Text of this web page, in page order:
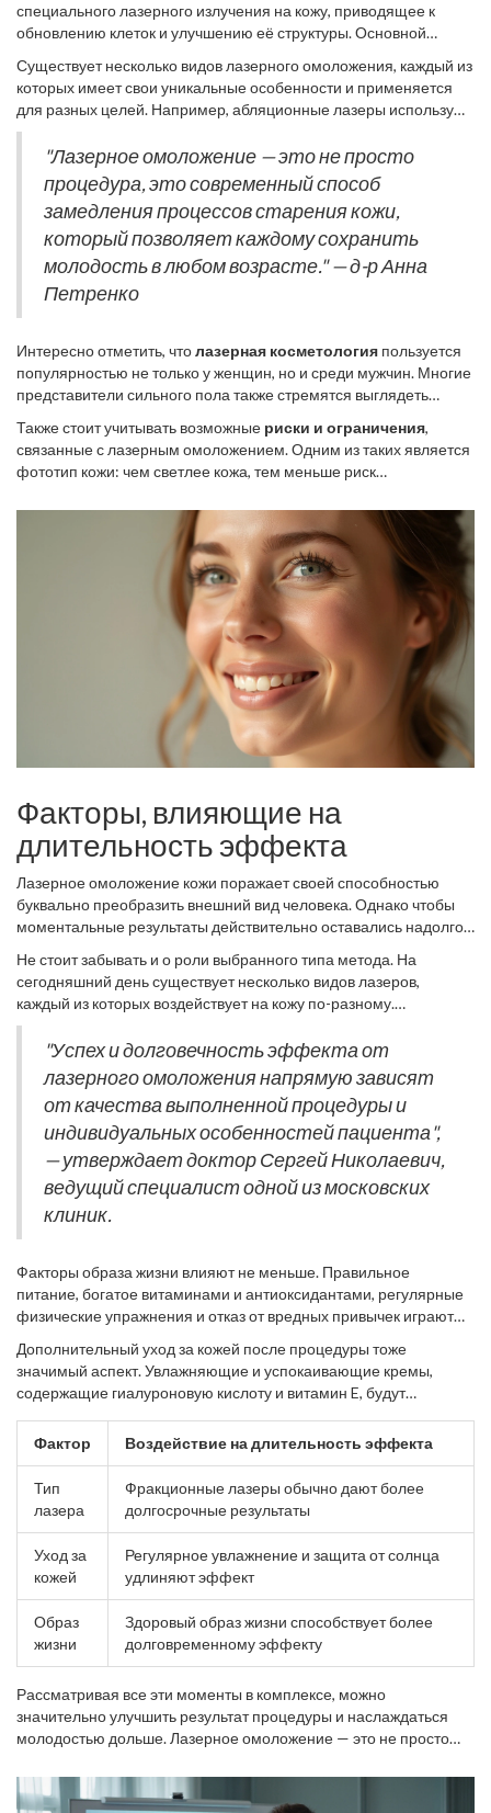
специального лазерного излучения на кожу, приводящее к
обновлению клеток и улучшению её структуры. Основной
глубокие слои кожи, стимулируя выработку коллагена и
эластина — основных структурных белков, отвечающих за
упругость и молодость кожи. Лазерные импульсы создают
регенерации. Это не только улучшает текстуру, но и
значительно уменьшает видимость морщин и пигментных
пятен.
Существует несколько видов лазерного омоложения, каждый из
которых имеет свои уникальные особенности и применяется
для разных целей. Например, абляционные лазеры используют
для удаления верхнего слоя кожи, что помогает при сильных
признаках старения. Неабляционные лазеры, в свою очередь,
действуют менее агрессивно, не повреждая эпидермис, что
сокращает период восстановления. Эффект процедуры
может значительно варьироваться в зависимости от техники и
типа кожи пациента. Важно понимать, что успешный результат
зависит от грамотного подбора метода и квалифицированности
косметолога. Здесь лучше не экономить и выбирать
специалистов с опытом и соответствующей лицензией.
"Лазерное омоложение — это не просто
процедура, это современный способ
замедления процессов старения кожи,
который позволяет каждому сохранить
молодость в любом возрасте." — д-р Анна
Петренко
Интересно отметить, чтолазерная косметология пользуется
популярностью не только у женщин, но и среди мужчин. Многие
представители сильного пола также стремятся выглядеть
том, что процедуры могут быть адаптированы для любой
кожной структуры, учитывая индивидуальные особенности
каждого клиента.
Также стоит учитывать возможные риски и ограничения,
связанные с лазерным омоложением. Одним из таких является
фототип кожи: чем светлее кожа, тем меньше риск
более тщательно подходить к выбору процедуры и типа лазера,
так как у них повышен риск гиперпигментации или ожогов.
Может потребоваться несколько сеансов для достижения
желаемого результата, а время между процедурами может
варьироваться в зависимости от метода и состояния кожи
Факторы, влияющие на
длительность эффекта
Лазерное омоложение кожи поражает своей способностью
буквально преобразить внешний вид человека. Однако чтобы
моментальные результаты действительно оставались надолго,
связано с характеристиками кожи и индивидуальными
особенностями организма. Например, кожа с хорошей
регенерацией будет быстрее восстанавливаться после
чем выше тонус и эластичность кожи до процедуры, тем дольше
будут сохраняться результаты. В случае, если вы курите или
часто находитесь под открытым солнцем без защиты, это может
негативно сказываться на сохранении эффекта от процедуры.
Не стоит забывать и о роли выбранного типа метода. На
сегодняшний день существует несколько видов лазеров,
каждый из которых воздействует на кожу по-разному.
Например, фракционные лазеры используют технологию,
создающую микроскопические повреждения в коже,
более длительному эффекту, хотя многое зависит и от
квалификации специалиста. Поэтому стоит уделять внимание
отзывам о клинике, где проводится процедура. Опыт и
мастерство профессионала чрезвычайно важны в достижении
наилучших результатов.
"Успех и долговечность эффекта от
лазерного омоложения напрямую зависят
от качества выполненной процедуры и
индивидуальных особенностей пациента",
— утверждает доктор Сергей Николаевич,
ведущий специалист одной из московских
клиник.
Факторы образа жизни влияют не меньше. Правильное
питание, богатое витаминами и антиоксидантами, регулярные
физические упражнения и отказ от вредных привычек играют
состояние здоровья, но и помогают коже сохранять свежесть
после проведения процедур. Хронический стресс также может
способствовать более быстрому старению кожи, поэтому
хорошо бы включить в свою жизнь методы расслабления, такие
как медитация или йога.
Дополнительный уход за кожей после процедуры тоже
значимый аспект. Увлажняющие и успокаивающие кремы,
содержащие гиалуроновую кислоту и витамин E, будут
агрессивных косметических процедур и ультрафиолетового
излучения в первые недели, так как это может снизить
положительное воздействие омоложения. Специалисты часто
рекомендуют использовать солнцезащитный крем даже в
пасмурную погоду, чтобы минимизировать риск фото-старения.
Фактор Воздействие на длительность эффекта
Тип
лазера
Фракционные лазеры обычно дают более
долгосрочные результаты
Уход за
кожей
Регулярное увлажнение и защита от солнца
удлиняют эффект
Образ
жизни
Здоровый образ жизни способствует более
долговременному эффекту
Рассматривая все эти моменты в комплексе, можно
значительно улучшить результат процедуры и наслаждаться
молодостью дольше. Лазерное омоложение — это не просто
за собой и своим здоровьем.